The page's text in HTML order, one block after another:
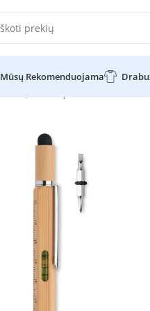
Mūsų Rekomenduojama